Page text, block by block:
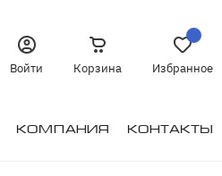
Войти
Корзина Избранное
Компания Контакты